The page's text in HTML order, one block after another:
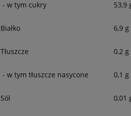
- w tym cukry 53,9
Białko 6,9 g
Tłuszcze 0,2 g
- w tym tłuszcze nasycone 0,1 g
Sól 0,01